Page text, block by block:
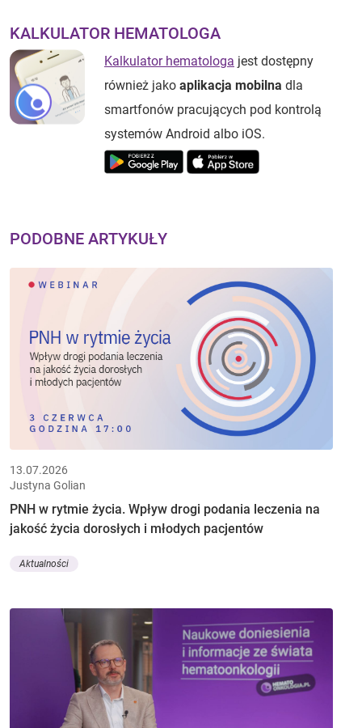
KALKULATOR HEMATOLOGA
Kalkulator hematologa jest dostępny
również jako aplikacja mobilna dla
smartfonów pracujących pod kontrolą
systemów Android albo iOS.
PODOBNE ARTYKUŁY
13.07.2026
Justyna Golian
PNH w rytmie życia. Wpływ drogi podania leczenia na
jakość życia dorosłych i młodych pacjentów
Aktualności